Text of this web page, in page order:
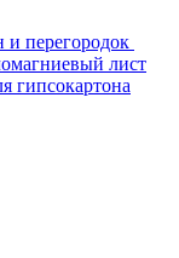
и перегородок
лист
гипсокартона